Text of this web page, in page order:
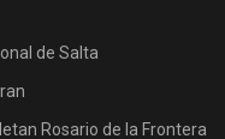
de Salta
Rosario de la Frontera